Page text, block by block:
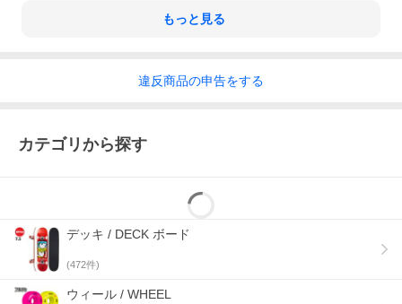
もっと見る
違反商品の申告をする
カテゴリから探す
デッキ / DECK ボード
(472件)
ウィール / WHEEL